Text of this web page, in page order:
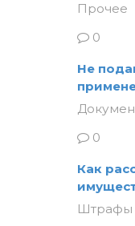
Прочее
0
Не
0
Как
Штрафы